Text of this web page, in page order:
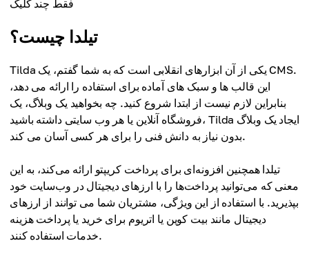
فقط چند کلیک
تیلدا چیست؟
Tilda یکی از آن ابزارهای انقلابی است که به شما گفتم، یک CMS.
این قالب ها و سبک های آماده برای استفاده را ارائه می دهد،
بنابراین لازم نیست از ابتدا شروع کنید. چه بخواهید یک وبلاگ، یک
فروشگاه آنلاین یا هر وب سایتی داشته باشید، Tilda ایجاد یک وبلاگ
بدون نیاز به دانش فنی را برای هر کسی آسان می کند.
تیلدا همچنین افزونه‌ای برای پرداخت کریپتو ارائه می‌کند، به این
معنی که می‌توانید پرداخت‌ها را با ارزهای دیجیتال در وب‌سایت خود
بپذیرید. با استفاده از این ویژگی، مشتریان شما می توانند از ارزهای
دیجیتال مانند بیت کوین یا اتریوم برای خرید یا پرداخت هزینه
خدمات استفاده کنند.